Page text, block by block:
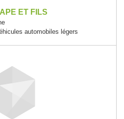
ET FILS
automobiles légers